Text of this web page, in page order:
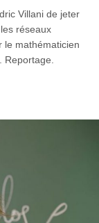
Villani de jeter
réseaux
le mathématicien